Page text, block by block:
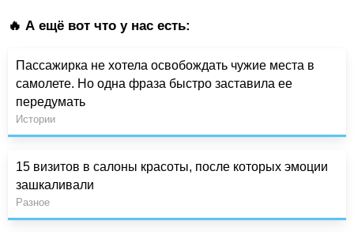
🔥 А ещё вот что у нас есть:
Пассажирка не хотела освобождать чужие места в
самолете. Но одна фраза быстро заставила ее
передумать
Истории
15 визитов в салоны красоты, после которых эмоции
зашкаливали
Разное